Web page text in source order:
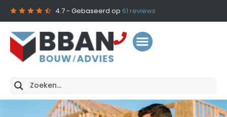
4.7- Gebaseerd op 61 reviews